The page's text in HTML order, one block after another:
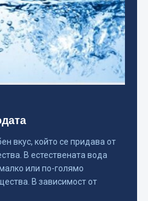
вкус, който се придава от
В естествената вода
или по-голямо
В зависимост от